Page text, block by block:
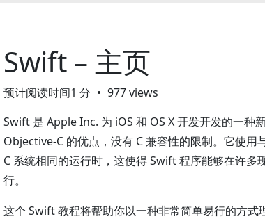
Swift – 主页
预计阅读时间1 分
977 views
Swift 是 Apple Inc. 为 iOS 和 OS X 开发开发的一种
Objective-C 的优点，没有 C 兼容性的限制。它使用
C 系统相同的运行时，这使得 Swift 程序能够在许多
行。
这个 Swift 教程将帮助你以一种非常简单易行的方